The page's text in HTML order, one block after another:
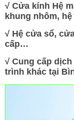
√ Cửa kính Hệ
khung nhôm,
√ Hệ cửa sổ,
cấp…
√ Cung cấp
trình khác tại